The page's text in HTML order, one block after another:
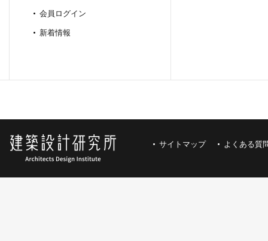
会員ログイン
新着情報
サイトマップ よくある質